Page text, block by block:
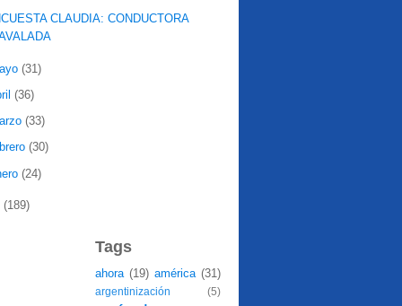
CLAUDIA: CONDUCTORA
(31)
(36)
(33)
(30)
(24)
(189)
Tags
ahora (19) américa (31)
argentinización (5)